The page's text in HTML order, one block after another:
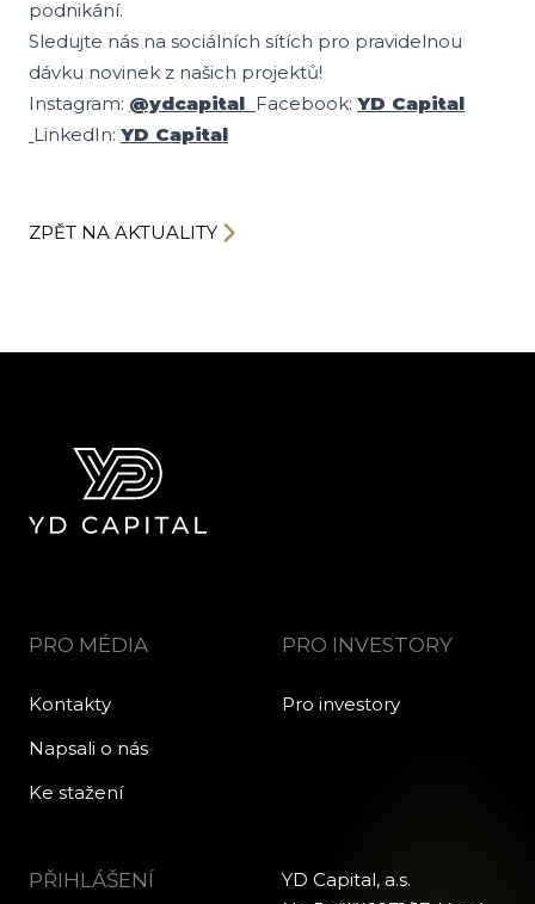
podnikání.
Sledujte nás na sociálních sítích pro pravidelnou
dávku novinek z našich projektů!
Instagram: @ydcapital Facebook: YD Capital
LinkedIn: YD Capital
ZPĚT NA AKTUALITY
PRO MÉDIA
Kontakty
Napsali o nás
Ke stažení
PRO INVESTORY
Pro investory
PŘIHLÁŠENÍ
YD Capital, a.s.